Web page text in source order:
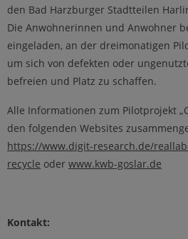
den Bad Harzburger Stadtteilen
Die Anwohnerinnen und Anwohner
eingeladen, an der dreimonatigen
um sich von defekten oder
befreien und Platz zu schaffen.
Alle Informationen zum Pilotprojekt
den folgenden Websites
https://www.digit-research.de/
recycle oder www.kwb-goslar.de
Kontakt: